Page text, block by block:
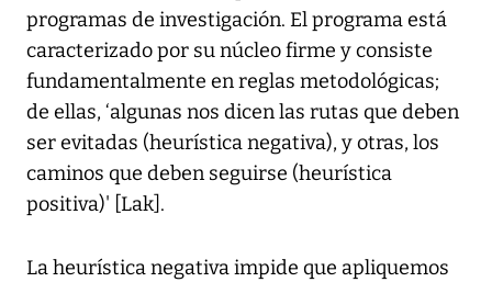
programas de investigación. El programa está
caracterizado por su núcleo firme y consiste
fundamentalmente en reglas metodológicas;
de ellas, ‘algunas nos dicen las rutas que deben
ser evitadas (heurística negativa), y otras, los
caminos que deben seguirse (heurística
positiva)' [Lak].
La heurística negativa impide que apliquemos